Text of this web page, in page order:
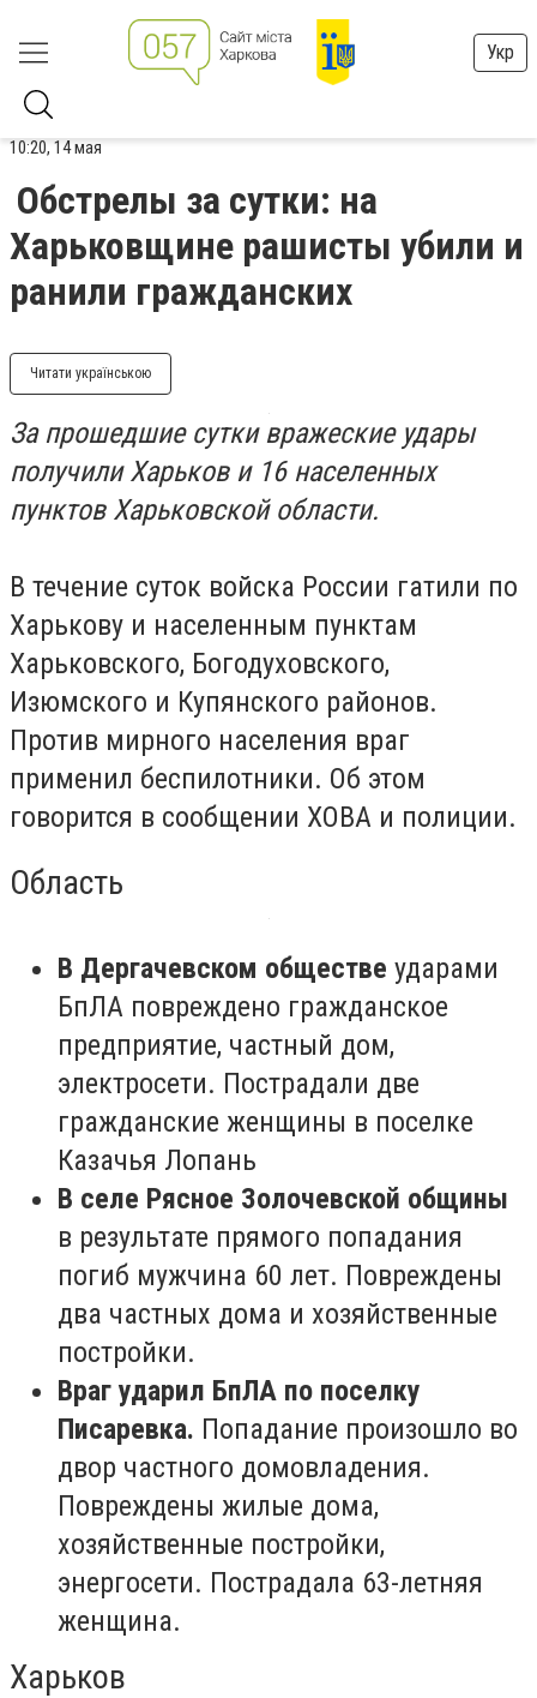
Укр
10:20, 14 мая
Обстрелы за сутки: на
Харьковщине рашисты убили и
ранили гражданских
Читати українською
За прошедшие сутки вражеские удары
получили Харьков и 16 населенных
пунктов Харьковской области.
В течение суток войска России гатили по
Харькову и населенным пунктам
Харьковского, Богодуховского,
Изюмского и Купянского районов.
Против мирного населения враг
применил беспилотники. Об этом
говорится в сообщении ХОВА и полиции.
Область
В Дергачевском обществе ударами
БпЛА повреждено гражданское
предприятие, частный дом,
электросети. Пострадали две
гражданские женщины в поселке
Казачья Лопань
В селе Рясное Золочевской общины
в результате прямого попадания
погиб мужчина 60 лет. Повреждены
два частных дома и хозяйственные
постройки.
Враг ударил БпЛА по поселку
Писаревка. Попадание произошло во
двор частного домовладения.
Повреждены жилые дома,
хозяйственные постройки,
энергосети. Пострадала 63-летняя
женщина.
Харьков